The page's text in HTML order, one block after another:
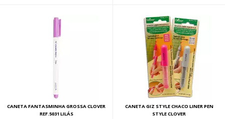
CANETA FANTASMINHA GROSSA CLOVER
REF.5031 LILÁS
CANETA GIZ STYLE CHACO LINER PEN
STYLE CLOVER